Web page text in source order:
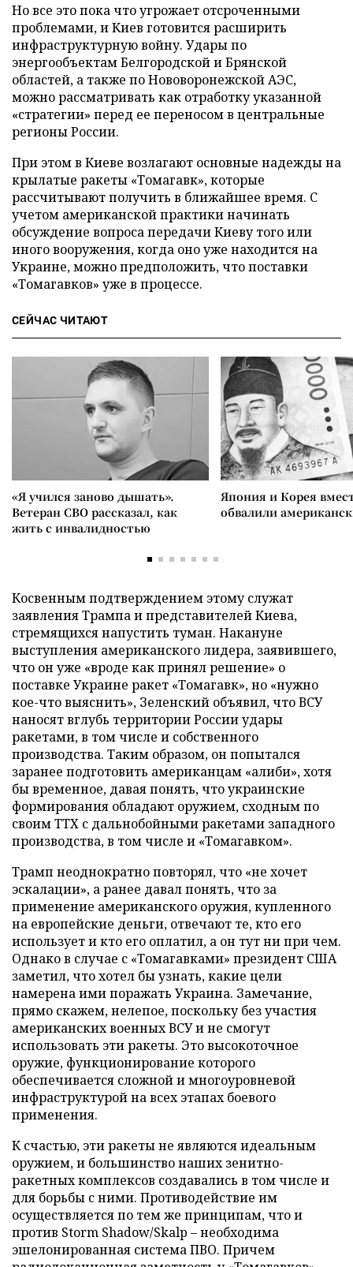
Но все это пока что угрожает отсроченными
проблемами, и Киев готовится расширить
инфраструктурную войну. Удары по
энергообъектам Белгородской и Брянской
областей, а также по Нововоронежской АЭС,
можно рассматривать как отработку указанной
«стратегии» перед ее переносом в центральные
регионы России.
При этом в Киеве возлагают основные надежды на
крылатые ракеты «Томагавк», которые
рассчитывают получить в ближайшее время. С
учетом американской практики начинать
обсуждение вопроса передачи Киеву того или
иного вооружения, когда оно уже находится на
Украине, можно предположить, что поставки
«Томагавков» уже в процессе.
СЕЙЧАС ЧИТАЮТ
«Я учился заново дышать».
Ветеран СВО рассказал, как
жить с инвалидностью
Япония и Корея
обвалили
Косвенным подтверждением этому служат
заявления Трампа и представителей Киева,
стремящихся напустить туман. Накануне
выступления американского лидера, заявившего,
что он уже «вроде как принял решение» о
поставке Украине ракет «Томагавк», но «нужно
кое-что выяснить», Зеленский объявил, что ВСУ
наносят вглубь территории России удары
ракетами, в том числе и собственного
производства. Таким образом, он попытался
заранее подготовить американцам «алиби», хотя
бы временное, давая понять, что украинские
формирования обладают оружием, сходным по
своим ТТХ с дальнобойными ракетами западного
производства, в том числе и «Томагавком».
Трамп неоднократно повторял, что «не хочет
эскалации», а ранее давал понять, что за
применение американского оружия, купленного
на европейские деньги, отвечают те, кто его
использует и кто его оплатил, а он тут ни при чем.
Однако в случае с «Томагавками» президент США
заметил, что хотел бы узнать, какие цели
намерена ими поражать Украина. Замечание,
прямо скажем, нелепое, поскольку без участия
американских военных ВСУ и не смогут
использовать эти ракеты. Это высокоточное
оружие, функционирование которого
обеспечивается сложной и многоуровневой
инфраструктурой на всех этапах боевого
применения.
К счастью, эти ракеты не являются идеальным
оружием, и большинство наших зенитно-
ракетных комплексов создавались в том числе и
для борьбы с ними. Противодействие им
осуществляется по тем же принципам, что и
против Storm Shadow/Skalp – необходима
эшелонированная система ПВО. Причем